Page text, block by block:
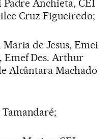
Anchieta, CEI
Cruz Figueiredo;
de Jesus, Emei
Emef Des. Arthur
Alcântara Machado